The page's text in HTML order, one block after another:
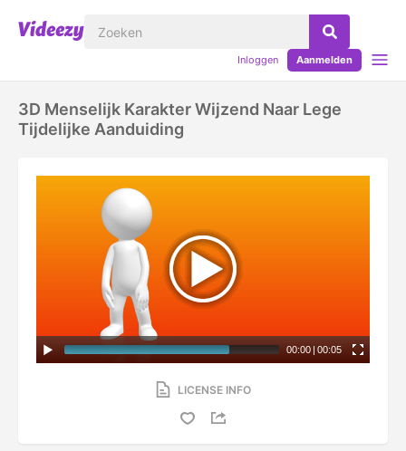
Inloggen Aanmelden
3D Menselijk Karakter Wijzend Naar Lege
Tijdelijke Aanduiding
00:00 | 00:05
LICENSE INFO